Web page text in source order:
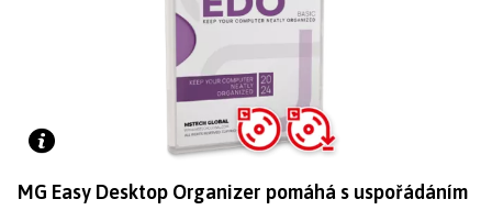
MG Easy Desktop Organizer pomáhá s uspořádáním